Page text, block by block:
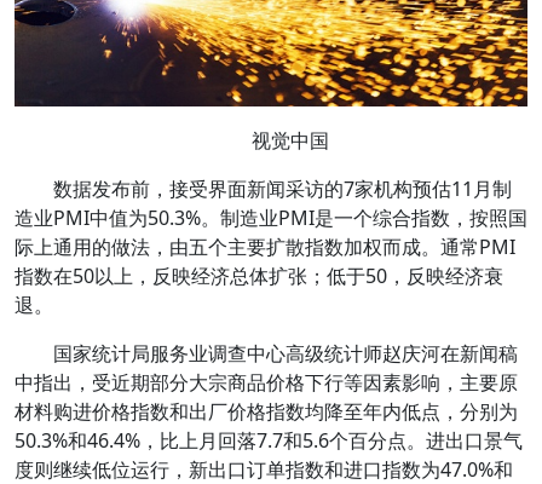
视觉中国
数据发布前，接受界面新闻采访的7家机构预估11月制
造业PMI中值为50.3%。制造业PMI是一个综合指数，按照国
际上通用的做法，由五个主要扩散指数加权而成。通常PMI
指数在50以上，反映经济总体扩张；低于50，反映经济衰
退。
国家统计局服务业调查中心高级统计师赵庆河在新闻稿
中指出，受近期部分大宗商品价格下行等因素影响，主要原
材料购进价格指数和出厂价格指数均降至年内低点，分别为
50.3%和46.4%，比上月回落7.7和5.6个百分点。进出口景气
度则继续低位运行，新出口订单指数和进口指数为47.0%和